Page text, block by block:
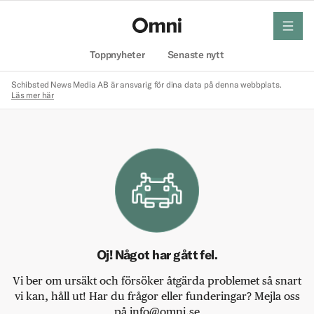
Toppnyheter Senaste nytt
meny
Schibsted News Media AB är ansvarig för dina data på denna webbplats.
Läs mer här
Oj! Något har gått fel.
Vi ber om ursäkt och försöker åtgärda problemet så snart
vi kan, håll ut! Har du frågor eller funderingar? Mejla oss